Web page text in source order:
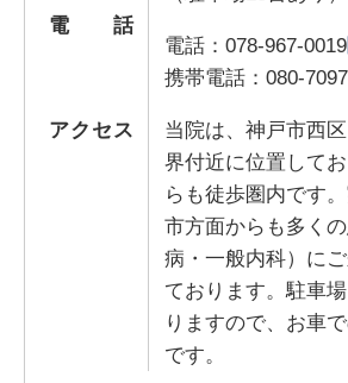
電話
電話： 078-967-0019
携帯電話： 080-
アクセス
当院は、神戸市西
界付近に位置して
らも徒歩圏内です
市方面からも多く
病・一般内科）に
ております。駐車
りますので、お車
です。